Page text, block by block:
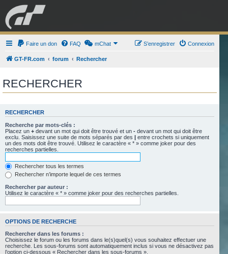
GRAN TURISMO FORUM
ESPORT BOUTIQUE
Faire un don FAQ mChat Connexion
S’enregistrer
GT-FR.com forum Rechercher
RECHERCHER
RECHERCHER
Recherche par mots-clés :
Placez un + devant un mot qui doit être trouvé et un - devant un mot qui doit être
exclu. Saisissez une suite de mots séparés par des | entre crochets si uniquement
un des mots doit être trouvé. Utilisez le caractère « * » comme joker pour des
recherches partielles.
Rechercher tous les termes
Rechercher n’importe lequel de ces termes
Rechercher par auteur :
Utilisez le caractère « * » comme joker pour des recherches partielles.
OPTIONS DE RECHERCHE
Rechercher dans les forums :
Choisissez le forum ou les forums dans le(s)quel(s) vous souhaitez effectuer une
recherche. Les sous-forums sont automatiquement inclus si vous ne désactivez pas
l’option ci-dessous « Rechercher dans les sous-forums ».